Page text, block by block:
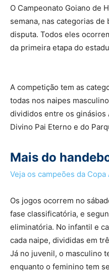
O Campeonato Goiano de
semana, nas categorias de
disputa. Todos eles
da primeira etapa do
A competição tem as
todas nos naipes
divididos entre os ginásios
Divino Pai Eterno e do
Mais do
Veja os campeões da
Os jogos ocorrem no
fase classificatória, e
eliminatória. No infantil e
cada naipe, divididas em
Já no juvenil, o masculino
enquanto o feminino tem